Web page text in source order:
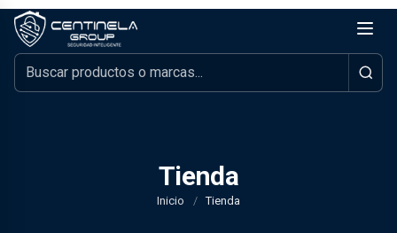
Tienda
Inicio / Tienda